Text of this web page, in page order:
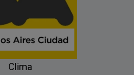
Clima